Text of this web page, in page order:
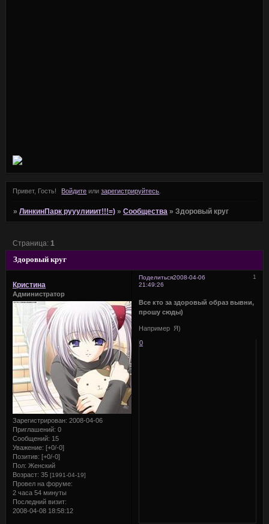
Привет, Гость! Войдите илизарегистрируйтесь
»ЛинкинПарк рууулииит!!!=) »Сообщества »Здоровый круг
Здоровый круг
Страница: 1
Поделиться 1
2008-04-06
21:49:26
Кристина
Администратор
Зарегистрирован: 2008-04-06
Приглашений: 0
Сообщений: 15
Уважение: [+0/-0]
Позитив: [+0/-0]
Пол: Женский
Возраст: 35 [1991-04-19]
Провел на форуме:
2 часа 54 минуты
Последний визит:
2008-04-08 18:58:12
Все кто за здоровый образ вывни,
прошу сюды)
Например Я)
0